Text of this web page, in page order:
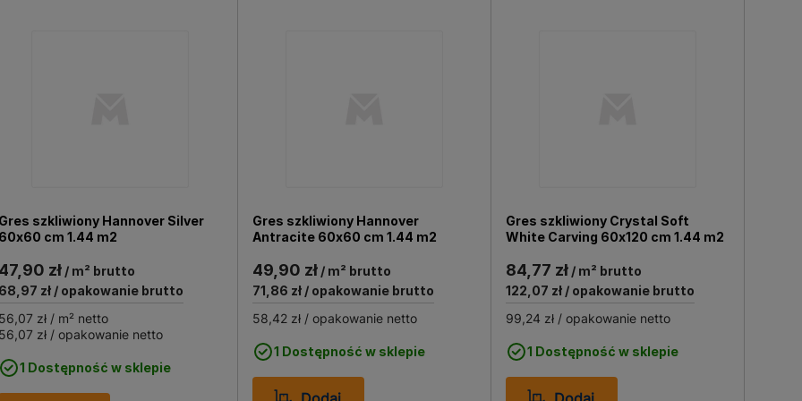
szkliwiony Hannover Silver
cm 1.44 m2
zł/ m² brutto
zł/ opakowanie brutto
zł/ m² netto
zł/ opakowanie netto
1 Dostępność w sklepie
Gres szkliwiony Hannover
Antracite 60x60 cm 1.44 m2
49,90 zł/ m² brutto
71,86 zł/ opakowanie brutto
58,42 zł/ opakowanie netto
1 Dostępność w sklepie
Gres szkliwiony Crystal Soft
White Carving 60x120 cm 1.44 m2
84,77 zł / m² brutto
122,07 zł / opakowanie brutto
99,24 zł / opakowanie netto
1 Dostępność w sklepie